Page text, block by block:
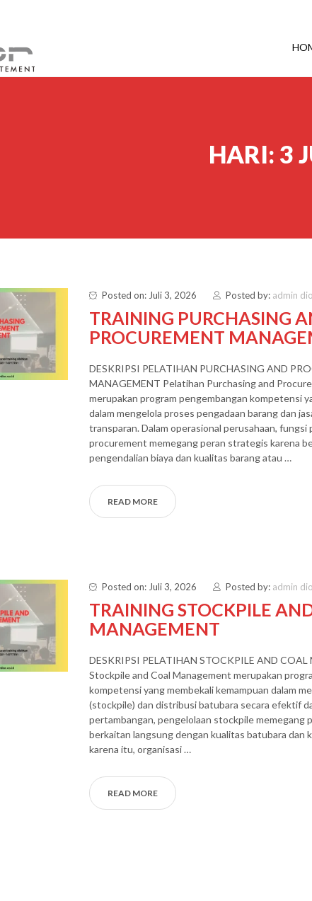
HARI: 3
Posted on: Juli 3, 2026 Posted by: admin
TRAINING PURCHASING
PROCUREMENT
DESKRIPSI PELATIHAN PURCHASING AND
MANAGEMENT Pelatihan Purchasing and
merupakan program pengembangan kompetensi
dalam mengelola proses pengadaan barang dan
transparan. Dalam operasional perusahaan, fungsi
procurement memegang peran strategis karena
pengendalian biaya dan kualitas barang atau …
READ MORE
Posted on: Juli 3, 2026 Posted by: admin
TRAINING STOCKPILE
MANAGEMENT
DESKRIPSI PELATIHAN STOCKPILE AND
Stockpile and Coal Management merupakan
kompetensi yang membekali kemampuan dalam
(stockpile) dan distribusi batubara secara efektif
pertambangan, pengelolaan stockpile memegang
berkaitan langsung dengan kualitas batubara dan
karena itu, organisasi …
READ MORE